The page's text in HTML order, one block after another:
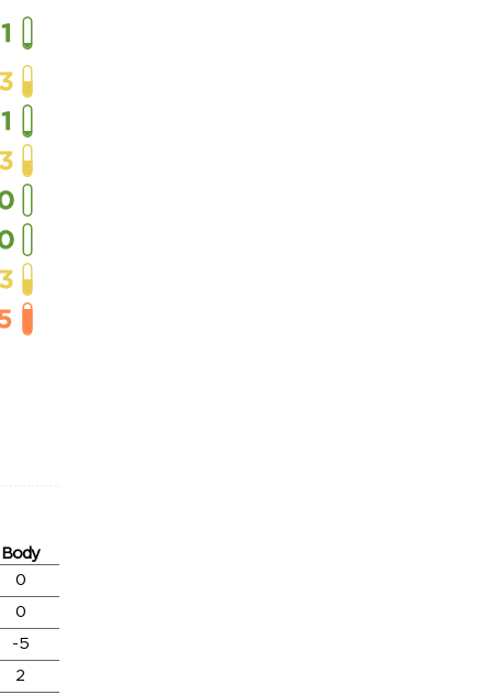
Body
0
0
-5
2